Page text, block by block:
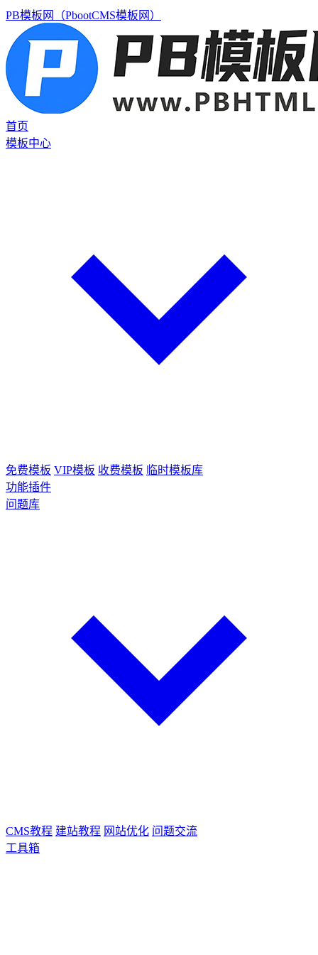
PB模板网（PbootCMS模板网）
首页
模板中心
免费模板 VIP模板 收费模板 临时模板库
功能插件
问题库
CMS教程 建站教程 网站优化 问题交流
工具箱